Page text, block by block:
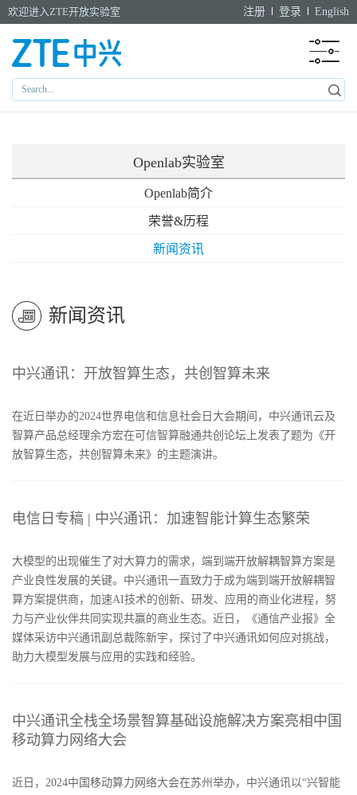
欢迎进入ZTE开放实验室 注册 登录 English
Openlab实验室
Openlab简介
荣誉&历程
新闻资讯
新闻资讯
中兴通讯：开放智算生态，共创智算未来
在近日举办的2024世界电信和信息社会日大会期间，中兴通讯云及
智算产品总经理余方宏在可信智算融通共创论坛上发表了题为《开
放智算生态，共创智算未来》的主题演讲。
电信日专稿 | 中兴通讯：加速智能计算生态繁荣
大模型的出现催生了对大算力的需求，端到端开放解耦智算方案是
产业良性发展的关键。中兴通讯一直致力于成为端到端开放解耦智
算方案提供商，加速AI技术的创新、研发、应用的商业化进程，努
力与产业伙伴共同实现共赢的商业生态。近日，《通信产业报》全
媒体采访中兴通讯副总裁陈新宇，探讨了中兴通讯如何应对挑战，
助力大模型发展与应用的实践和经验。
中兴通讯全栈全场景智算基础设施解决方案亮相中国
移动算力网络大会
近日，2024中国移动算力网络大会在苏州举办，中兴通讯以“兴智能